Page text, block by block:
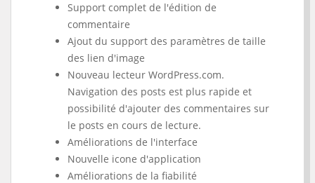
Support complet de l'édition de
commentaire
Ajout du support des paramètres de taille
des lien d'image
Nouveau lecteur WordPress.com.
Navigation des posts est plus rapide et
possibilité d'ajouter des commentaires sur
le posts en cours de lecture.
Améliorations de l'interface
Nouvelle icone d'application
Améliorations de la fiabilité